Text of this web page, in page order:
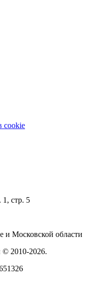
cookie
1, стр. 5
и Московской области
© 2010-2026.